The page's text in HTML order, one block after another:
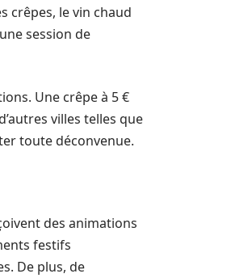
crêpes, le vin chaud
session de
Une crêpe à 5 €
villes telles que
toute déconvenue.
des animations
festifs
De plus, de